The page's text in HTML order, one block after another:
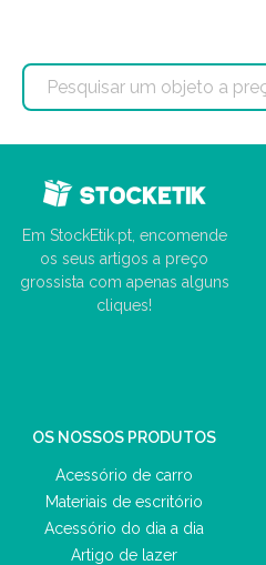
Em StockEtik.pt, encomende
os seus artigos a preço
grossista com apenas alguns
cliques!
OS NOSSOS PRODUTOS
Acessório de carro
Materiais de escritório
Acessório do dia a dia
Artigo de lazer